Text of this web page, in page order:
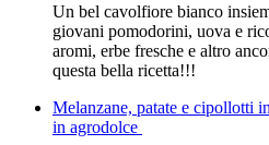
Un bel cavolfiore bianco
giovani pomodorini, uova e
aromi, erbe fresche e altro
questa bella ricetta!!!
Melanzane, patate e cipollotti
in agrodolce